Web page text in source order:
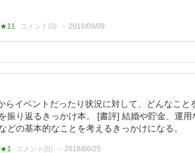
★11 コメント(0) 2018/09/09
らイベントだったり状況に対して、どんなこと
振り返るきっかけ本。 [書評] 結婚や貯金、運用
どの基本的なことを考えるきっかけになる。
★1 コメント(0) 2018/06/25